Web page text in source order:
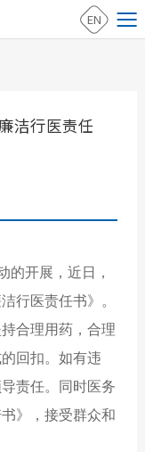
EN
洁行医责任
的开展，近日，
行医责任书》。
合理用药，合理
回扣。如有违
责任。同时医务
》，接受群众和